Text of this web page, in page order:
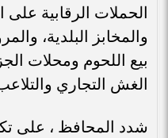
الحملات الرقابية على
والمخابز البلدية،
بيع اللحوم ومحلات
الغش التجاري
شدد المحافظ ، على